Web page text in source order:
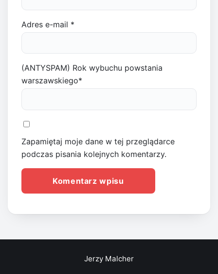
Adres e-mail *
(ANTYSPAM) Rok wybuchu powstania
warszawskiego*
Zapamiętaj moje dane w tej przeglądarce
podczas pisania kolejnych komentarzy.
Jerzy Malcher